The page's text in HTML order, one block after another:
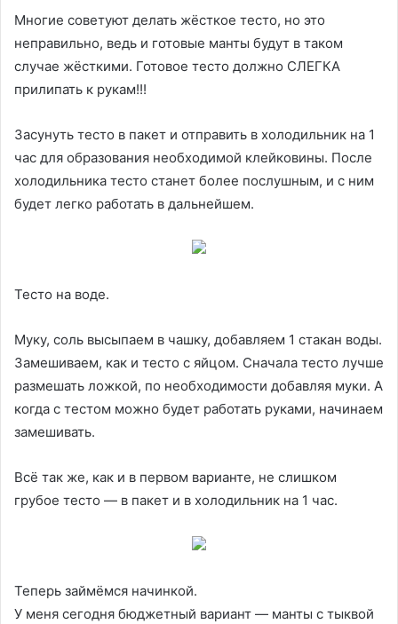
Многие советуют делать жёсткое тесто, но это
неправильно, ведь и готовые манты будут в таком
случае жёсткими. Готовое тесто должно СЛЕГКА
прилипать к рукам!!!
3асунуть тесто в пакет и отправить в холодильник на 1
час для образования необходимой клейковины. После
холодильника тесто станет более послушным, и с ним
будет легко работать в дальнейшем.
Тесто на воде.
Муку, соль высыпаем в чашку, добавляем 1 стакан воды.
Замешиваем, как и тесто с яйцом. Сначала тесто лучше
размешать ложкой, по необходимости добавляя муки. А
когда с тестом можно будет работать руками, начинаем
замешивать.
Всё так же, как и в первом варианте, не слишком
грубое тесто — в пакет и в холодильник на 1 час.
Теперь займёмся начинкой.
У меня сегодня бюджетный вариант — манты с тыквой